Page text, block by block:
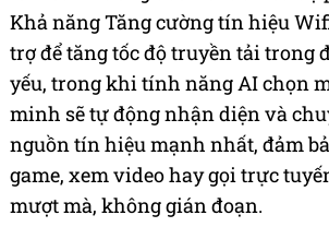
Khả năng Tăng cường tín hiệu
trợ để tăng tốc độ truyền tải trong
yếu, trong khi tính năng AI chọn
minh sẽ tự động nhận diện và
nguồn tín hiệu mạnh nhất, đảm
game, xem video hay gọi trực
mượt mà, không gián đoạn.